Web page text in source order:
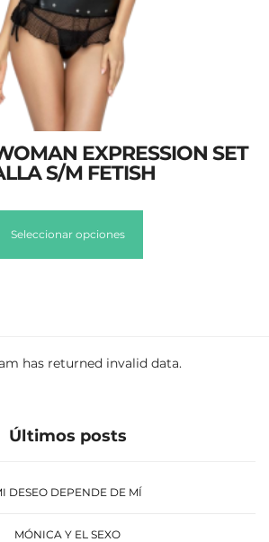
EXPRESSION SET
S/M FETISH
Seleccionar opciones
has returned invalid data.
Últimos posts
DESEO DEPENDE DE MÍ
MÓNICA Y EL SEXO